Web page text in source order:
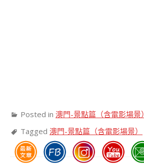
Posted in 澳門-景點篇（含電影場景）
Tagged 澳門-景點篇（含電影場景）